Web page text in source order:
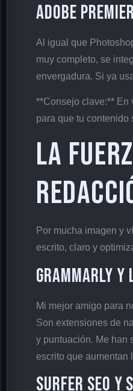
Adobe
Al igual que
muy completo, se
envergadura. Si ya
**Consejo clave:** En
para que tu
La
Por mucha imagen y
escrito, claro y
Grammarly y
Mi mejor amigo para
Son extensiones de
y puntuación. Me han
escrito que aumentan
Surfer SEO y